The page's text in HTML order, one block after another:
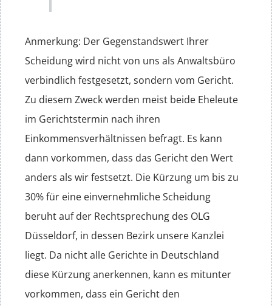
Anmerkung: Der Gegenstandswert Ihrer
Scheidung wird nicht von uns als Anwaltsbüro
verbindlich festgesetzt, sondern vom Gericht.
Zu diesem Zweck werden meist beide Eheleute
im Gerichtstermin nach ihren
Einkommensverhältnissen befragt. Es kann
dann vorkommen, dass das Gericht den Wert
anders als wir festsetzt. Die Kürzung um bis zu
30% für eine einvernehmliche Scheidung
beruht auf der Rechtsprechung des OLG
Düsseldorf, in dessen Bezirk unsere Kanzlei
liegt. Da nicht alle Gerichte in Deutschland
diese Kürzung anerkennen, kann es mitunter
vorkommen, dass ein Gericht den